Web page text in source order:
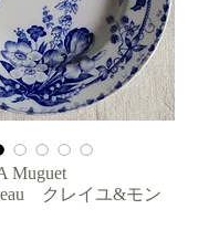
Muguet
クレイユ&モン